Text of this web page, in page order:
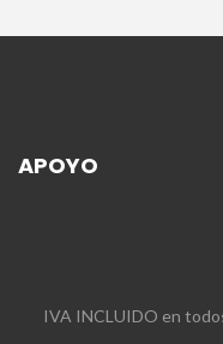
APOYO
IVA INCLUIDO en